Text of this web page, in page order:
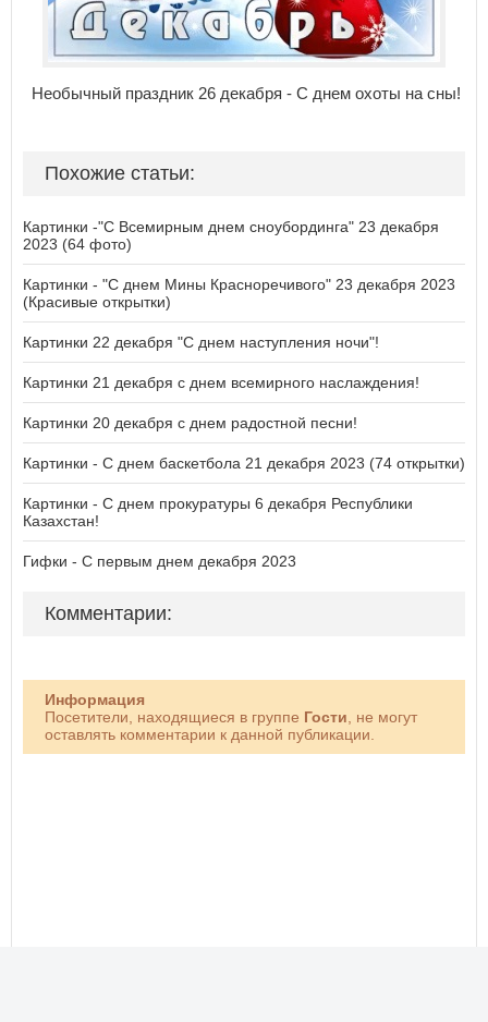
Необычный праздник 26 декабря - С днем охоты на сны!
Похожие статьи:
Картинки -"С Всемирным днем сноубординга" 23 декабря
2023 (64 фото)
Картинки - "С днем Мины Красноречивого" 23 декабря 2023
(Красивые открытки)
Картинки 22 декабря "С днем наступления ночи"!
Картинки 21 декабря с днем всемирного наслаждения!
Картинки 20 декабря с днем радостной песни!
Картинки - С днем баскетбола 21 декабря 2023 (74 открытки)
Картинки - С днем прокуратуры 6 декабря Республики
Казахстан!
Гифки - С первым днем декабря 2023
Комментарии:
Информация
Посетители, находящиеся в группе Гости , не могут
оставлять комментарии к данной публикации.